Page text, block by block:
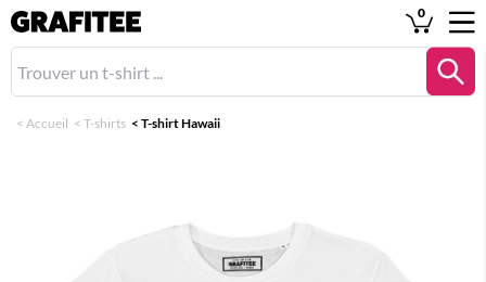
0
< Accueil < T-shirts < T-shirt Hawaii